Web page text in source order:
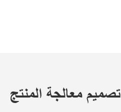
تصميم معالجة المنتج